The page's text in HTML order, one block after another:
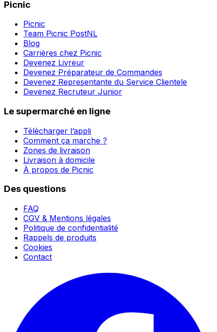
Picnic
Picnic
Team Picnic PostNL
Blog
Carrières chez Picnic
Devenez Livreur
Devenez Préparateur de Commandes
Devenez Representante du Service Clientele
Devenez Recruteur Junior
Le supermarché en ligne
Télécharger l’appli
Comment ça marche ?
Zones de livraison
Livraison à domicile
À propos de Picnic
Des questions
FAQ
CGV & Mentions légales
Politique de confidentialité
Rappels de produits
Cookies
Contact